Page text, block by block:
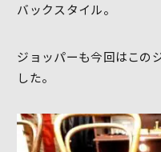
バックスタイル。
ジョッパーも今回はこの
した。